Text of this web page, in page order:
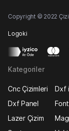
Copyright © 2022
Logoki
Kategoriler
Cnc Çizimleri
Dxf
Dxf Panel
Lazer Çizim